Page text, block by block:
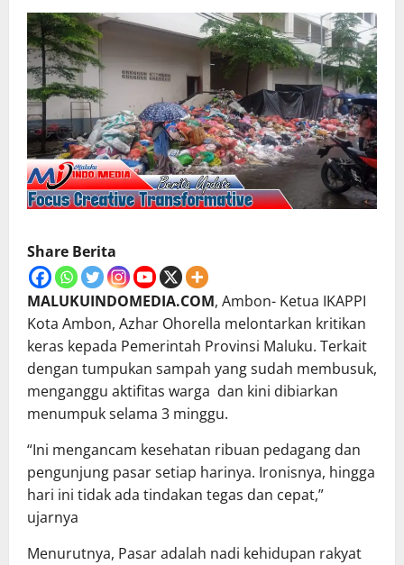
Share Berita
MALUKUINDOMEDIA.COM, Ambon- Ketua IKAPPI
Kota Ambon, Azhar Ohorella melontarkan kritikan
keras kepada Pemerintah Provinsi Maluku. Terkait
dengan tumpukan sampah yang sudah membusuk,
menganggu aktifitas warga dan kini dibiarkan
menumpuk selama 3 minggu.
“Ini mengancam kesehatan ribuan pedagang dan
pengunjung pasar setiap harinya. Ironisnya, hingga
hari ini tidak ada tindakan tegas dan cepat,”
ujarnya
Menurutnya, Pasar adalah nadi kehidupan rakyat